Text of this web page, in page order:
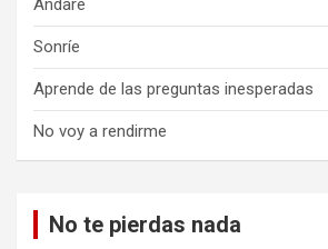
Andaré
Sonríe
Aprende de las preguntas inesperadas
No voy a rendirme
No te pierdas nada